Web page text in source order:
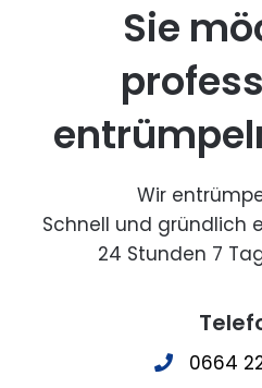
Sie
Wir
Schnell und gründlich
24 Stunden 7
0664